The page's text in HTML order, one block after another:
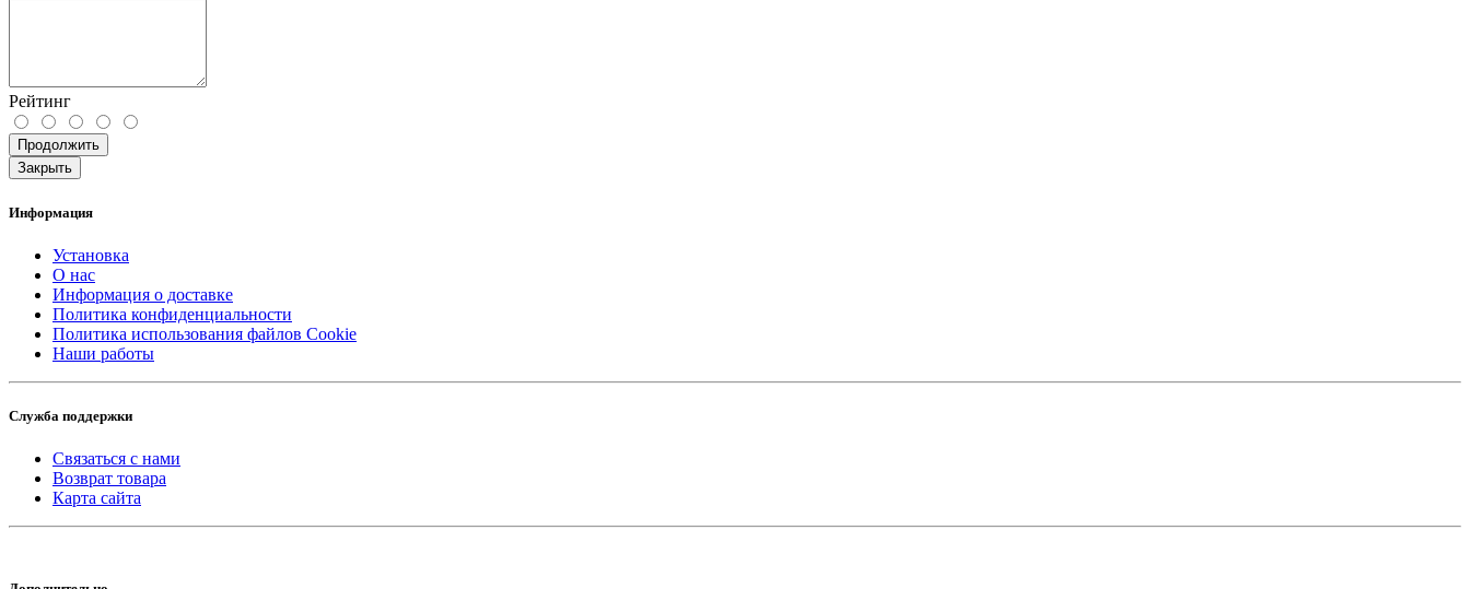
Рейтинг
Продолжить
Закрыть
Информация
Установка
О нас
Информация о доставке
Политика конфиденциальности
Политика использования файлов Cookie
Наши работы
Служба поддержки
Связаться с нами
Возврат товара
Карта сайта